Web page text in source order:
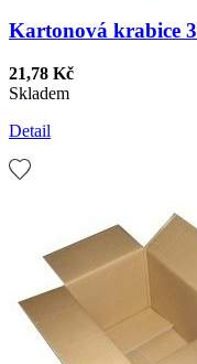
Kartonová krabice
21,78 Kč
Skladem
Detail